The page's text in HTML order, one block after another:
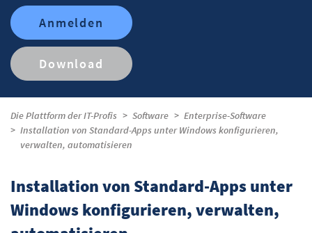
Anmelden
Download
Die Plattform der IT-Profis Software
Enterprise-Software
Installation von Standard-Apps unter Windows konfigurieren,
verwalten, automatisieren
Installation von Standard-Apps unter
Windows konfigurieren, verwalten,